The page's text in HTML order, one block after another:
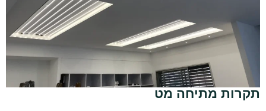
תקרות מתיחה מט